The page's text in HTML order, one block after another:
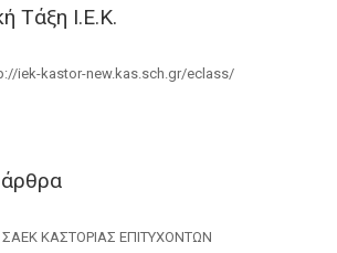
Τάξη Ι.Ε.Κ.
iek-kastor-new.kas.sch.gr/eclass/
ΚΑΣΤΟΡΙΑΣ ΕΠΙΤΥΧΟΝΤΩΝ